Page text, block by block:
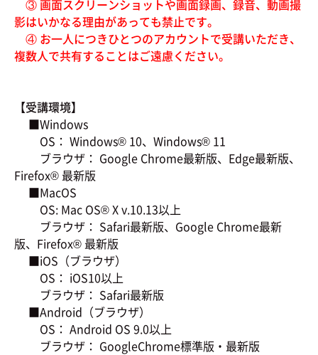
③ 画面スクリーンショットや画面録画、録音、動画撮
影はいかなる理由があっても禁止です。
④ お一人につきひとつのアカウントで受講いただき、
複数人で共有することはご遠慮ください。
【受講環境】
■Windows
OS： Windows® 10、Windows® 11
ブラウザ： Google Chrome最新版、Edge最新版、
Firefox® 最新版
■MacOS
OS: Mac OS® X v.10.13以上
ブラウザ： Safari最新版、Google Chrome最新
版、Firefox® 最新版
■iOS（ブラウザ）
OS： iOS10以上
ブラウザ： Safari最新版
■Android（ブラウザ）
OS： Android OS 9.0以上
ブラウザ： GoogleChrome標準版・最新版